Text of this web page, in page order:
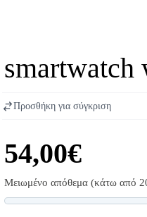
smartwatch
54,00€
Μειωμένο απόθεμα (κάτω από
Προσθήκη για σύγκριση